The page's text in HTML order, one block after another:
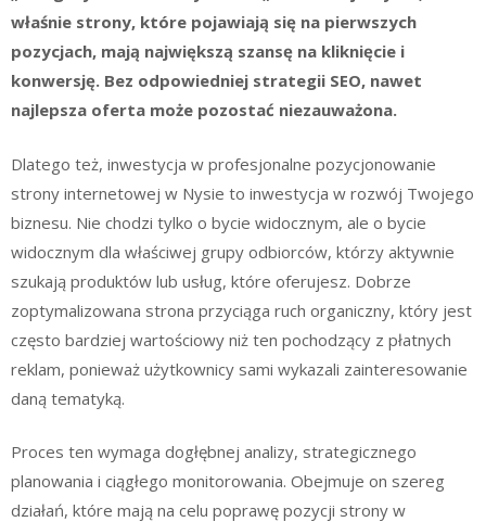
właśnie strony, które pojawiają się na pierwszych
pozycjach, mają największą szansę na kliknięcie i
konwersję. Bez odpowiedniej strategii SEO, nawet
najlepsza oferta może pozostać niezauważona.
Dlatego też, inwestycja w profesjonalne pozycjonowanie
strony internetowej w Nysie to inwestycja w rozwój Twojego
biznesu. Nie chodzi tylko o bycie widocznym, ale o bycie
widocznym dla właściwej grupy odbiorców, którzy aktywnie
szukają produktów lub usług, które oferujesz. Dobrze
zoptymalizowana strona przyciąga ruch organiczny, który jest
często bardziej wartościowy niż ten pochodzący z płatnych
reklam, ponieważ użytkownicy sami wykazali zainteresowanie
daną tematyką.
Proces ten wymaga dogłębnej analizy, strategicznego
planowania i ciągłego monitorowania. Obejmuje on szereg
działań, które mają na celu poprawę pozycji strony w